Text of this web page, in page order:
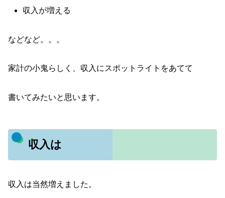
収入が増える
などなど。。。
家計の小鬼らしく、収入にスポットライトをあてて
書いてみたいと思います。
収入は
収入は当然増えました。